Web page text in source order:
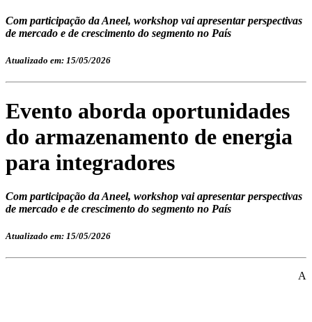
Com participação da Aneel, workshop vai apresentar perspectivas
de mercado e de crescimento do segmento no País
Atualizado em: 15/05/2026
Evento aborda oportunidades
do armazenamento de energia
para integradores
Com participação da Aneel, workshop vai apresentar perspectivas
de mercado e de crescimento do segmento no País
Atualizado em: 15/05/2026
A